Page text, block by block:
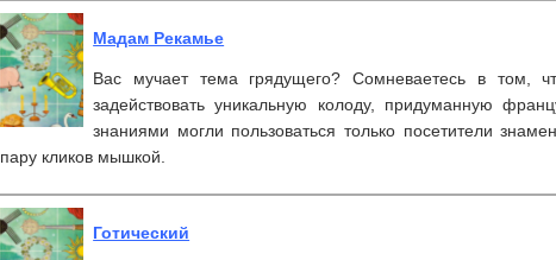
Мадам Рекамье
Вас мучает тема грядущего? Сомневаетесь в том,
задействовать уникальную колоду, придуманную
знаниями могли пользоваться только посетители
пару кликов мышкой.
Готический